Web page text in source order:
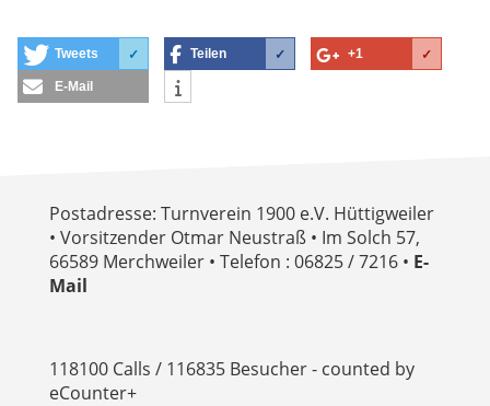
Tweets ✓ Teilen ✓ +1 ✓
E-Mail
Postadresse: Turnverein 1900 e.V. Hüttigweiler
• Vorsitzender Otmar Neustraß • Im Solch 57,
66589 Merchweiler • Telefon : 06825 / 7216 • E-
Mail
118100 Calls / 116835 Besucher - counted by
eCounter+